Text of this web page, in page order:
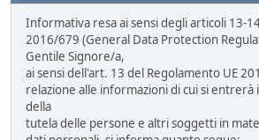
Informativa resa ai sensi degli articoli 13-
2016/679 (General Data Protection
Gentile Signore/a,
ai sensi dell'art. 13 del Regolamento UE
relazione alle informazioni di cui si entrerà
della
tutela delle persone e altri soggetti in